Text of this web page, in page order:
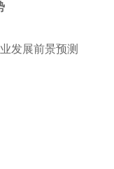
发展前景预测